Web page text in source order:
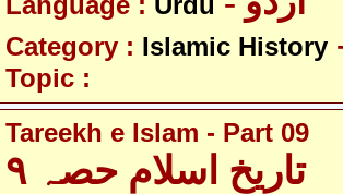
Category : Islamic History
Topic :
Tareekh e Islam - Part 09
تاریخِ اسلام حصہ ۹